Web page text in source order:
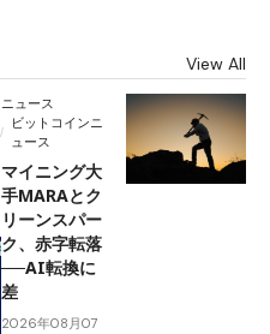
View All
ニュース
ビットコインニ
ュース
マイニング大
手MARAとク
リーンスパー
ク、赤字転落
──AI転換に
差
2026年08月07